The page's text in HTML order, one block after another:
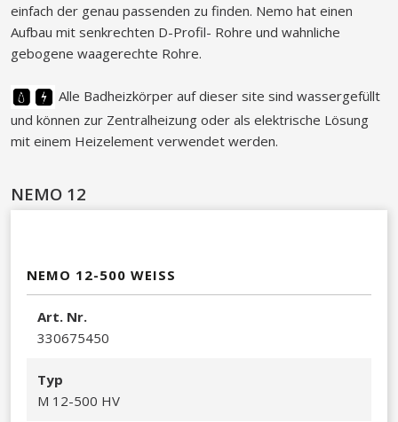
einfach der genau passenden zu finden. Nemo hat einen
Aufbau mit senkrechten D-Profil- Rohre und wahnliche
gebogene waagerechte Rohre.
Alle Badheizkörper auf dieser site sind wassergefüllt
und können zur Zentralheizung oder als elektrische Lösung
mit einem Heizelement verwendet werden.
NEMO 12
NEMO 12-500 WEISS
Art. Nr.
330675450​
Typ
M 12-500 HV